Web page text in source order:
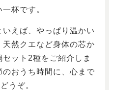
杯です。
えば、やっぱり温かい
然クエなど身体の芯か
ット2種をご紹介しま
おうち時間に、心まで
うぞ。